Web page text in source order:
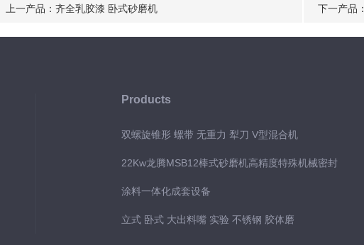
上一产品： 齐全乳胶漆 卧式砂磨机 下一产品：
Products
双螺旋锥形 螺带 无重力 犁刀 V型混合机
22Kw龙腾MSB12棒式砂磨机高精度特殊机械密封
涂料一体化成套设备
立式 卧式 大出料嘴 实验 不锈钢 胶体磨